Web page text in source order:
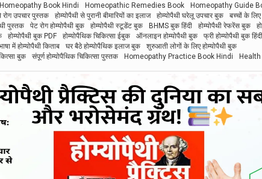
Book Hindi Homeopathic Remedies Book
Homeopathy Guide
रोग उपचार पुस्तक होम्योपैथी से पुरानी बीमारियों का इलाज होम्योपैथी घरेलू उपचार बुक
बच्चों के लिए
पुस्तक पेट रोग होम्योपैथी बुक होम्योपैथी स्टूडेंट बुक BHMS बुक हिंदी होम्योपैथी रेफरेंस बुक
होम्योपैथी बुक PDF होम्योपैथिक चिकित्सा ईबुक ऑनलाइन होम्योपैथी बुक फ्री होम्योपैथी बुक हिंदी
में होम्योपैथी किताब घर बैठे होम्योपैथिक इलाज बुक
शुरुआती लोगों के लिए होम्योपैथी बुक
बुक
संपूर्ण होम्योपैथिक चिकित्सा पुस्तक Homeopathy Practice Book Hindi